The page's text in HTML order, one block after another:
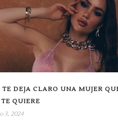
TE DEJA CLARO UNA MUJER
QUIERE
3, 2024